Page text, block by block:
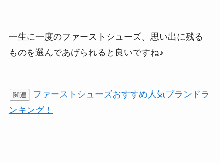
一生に一度のファーストシューズ、思い出に残る
ものを選んであげられると良いですね♪
関連
ファーストシューズおすすめ人気ブランドラ
ンキング！